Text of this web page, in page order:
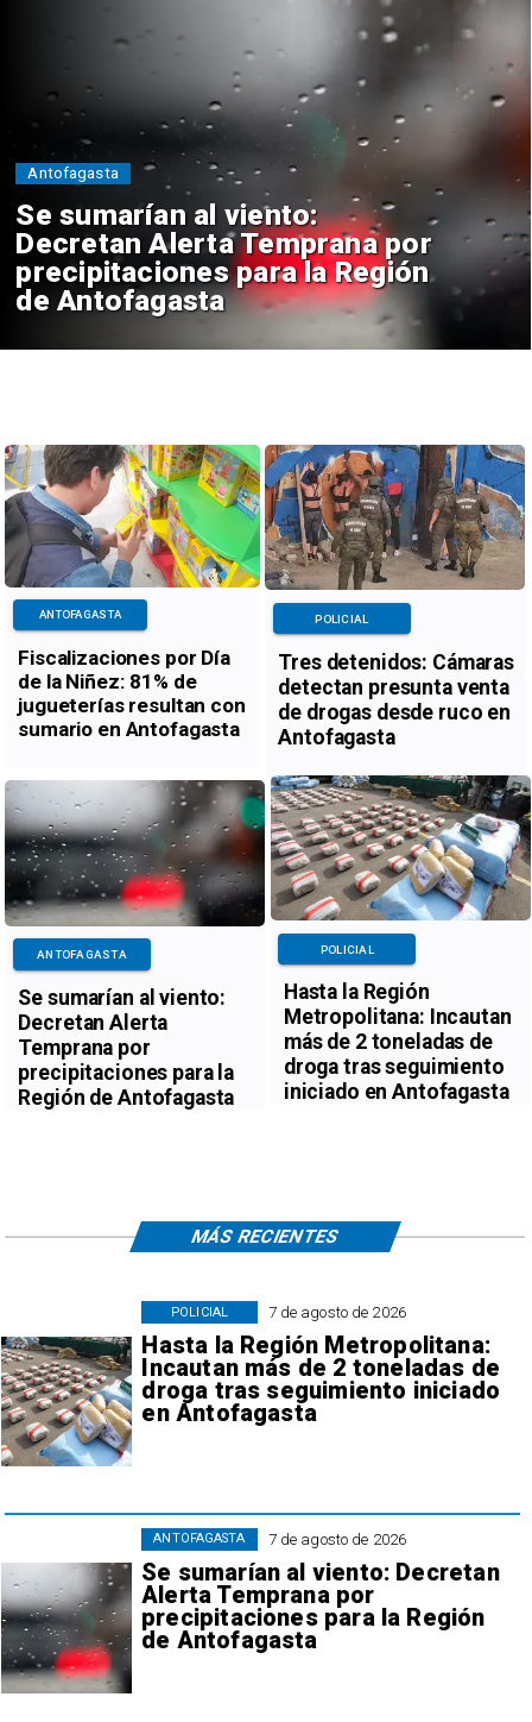
Se sumarían al viento:
Decretan Alerta Temprana por
precipitaciones para la Región
de Antofagasta
Antofagasta
Fiscalizaciones por Día
de la Niñez: 81% de
jugueterías resultan con
sumario en Antofagasta
ANTOFAGASTA
Tres detenidos: Cámaras
detectan presunta venta
de drogas desde ruco en
Antofagasta
POLICIAL
Se sumarían al viento:
Decretan Alerta
Temprana por
precipitaciones para la
Región de Antofagasta
ANTOFAGASTA
Hasta la Región
Metropolitana: Incautan
más de 2 toneladas de
droga tras seguimiento
iniciado en Antofagasta
POLICIAL
7 de agosto de 2026
Hasta la Región Metropolitana:
Incautan más de 2 toneladas de
droga tras seguimiento iniciado
en Antofagasta
POLICIAL
7 de agosto de 2026
Se sumarían al viento: Decretan
Alerta Temprana por
precipitaciones para la Región
de Antofagasta
ANTOFAGASTA
MÁS RECIENTES